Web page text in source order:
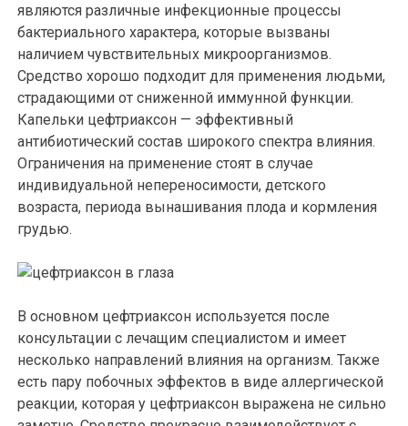
являются различные инфекционные процессы
бактериального характера, которые вызваны
наличием чувствительных микроорганизмов.
Средство хорошо подходит для применения людьми,
страдающими от сниженной иммунной функции.
Капельки цефтриаксон — эффективный
антибиотический состав широкого спектра влияния.
Ограничения на применение стоят в случае
индивидуальной непереносимости, детского
возраста, периода вынашивания плода и кормления
грудью.
В основном цефтриаксон используется после
консультации с лечащим специалистом и имеет
несколько направлений влияния на организм. Также
есть пару побочных эффектов в виде аллергической
реакции, которая у цефтриаксон выражена не сильно